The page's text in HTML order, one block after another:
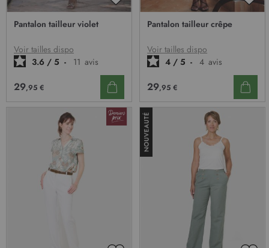
AJOUTER
D’ENVIE
Pantalon tailleur violet
Voir tailles dispo
3.6 / 5 - 11 avis
29,95 €
Pantalon tailleur crêpe
Voir tailles dispo
4 / 5 - 4 avis
29,95 €